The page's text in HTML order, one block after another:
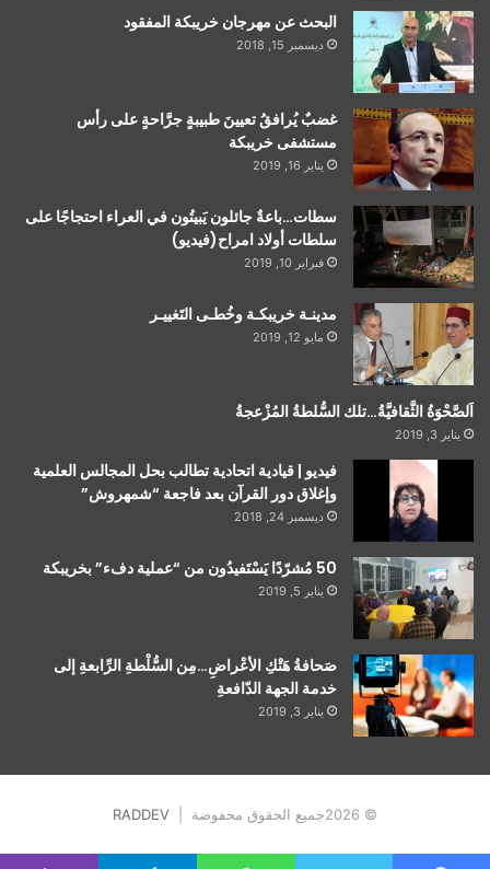
البحث عن مهرجان خريبكة المفقود
ديسمبر 15, 2018
غضبٌ يُرافقُ تعيينَ طبيبةٍ جرَّاحةٍ على رأس
مستشفى خريبكة
يناير 16, 2019
سطات…باعةٌ جائلون يَبيتُون في العراء احتجاجًا على
سلطات أولاد امراح(فيديو)
فبراير 10, 2019
مدينـة خريبكـة وخُطـى التَغييـر
مايو 12, 2019
اَلصَّحْوَةُ الثَّقافيَّةُ…تلك السُّلطةُ المُزْعجةُ
يناير 3, 2019
فيديو | قيادية اتحادية تطالب بحل المجالس العلمية
وإغلاق دور القرآن بعد فاجعة “شمهروش”
ديسمبر 24, 2018
50 مُشرّدًا يَسْتَفيدُون من “عملية دفء” بخريبكة
يناير 5, 2019
صَحافةُ هَتْكِ الأعْراضِ…مِن السُّلْطةِ الرِّابعةِ إلى
خدمة الجهة الدّافعةِ
يناير 3, 2019
© 2026جميع الحقوق محفوضة | RADDEV